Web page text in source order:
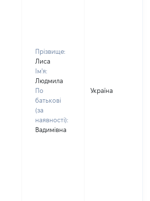
Прізвище:
Лиса
Ім'я:
Людмила
По
батькові
(за
наявності):
Вадимівна
Україна